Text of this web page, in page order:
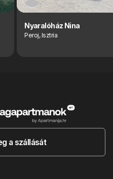
Nyaralóház Nina
Peroj, Isztria
a szállását